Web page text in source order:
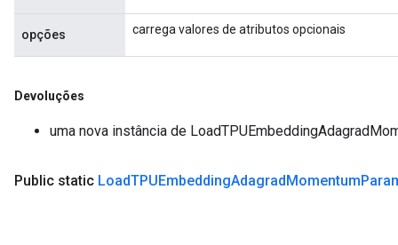
opções carrega valores de atributos opcionais
Devoluções
uma nova instância de
Public static LoadTPUEmbeddingAdagradMomentum